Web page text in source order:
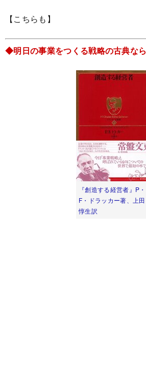
【こちらも】
◆明日の事業をつくる戦略の古典なら
『創造する経営者』P・
F・ドラッカー著、上田
惇生訳